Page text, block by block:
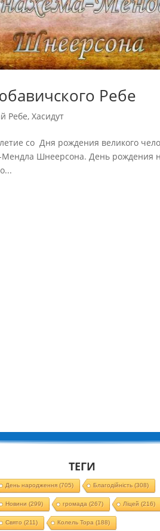
Ребе
Ребе,Хасидут
со Дня рождения великого
Шнеерсона. День рождения
ТЕГИ
День народження(705) Благодійність (308)
Новини (299) громада (267) Ліцей (216)
Свято (211) Колель Тора (188)